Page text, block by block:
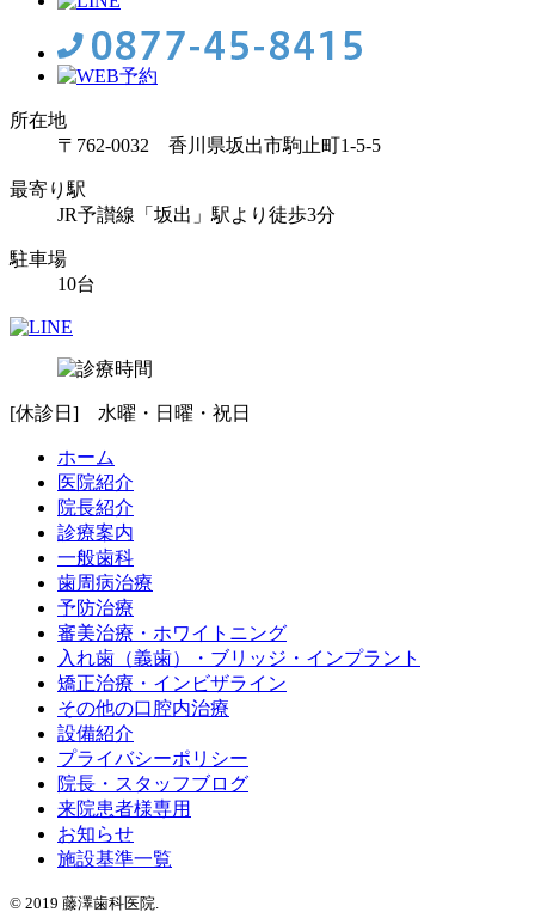
所在地
〒762-0032 香川県坂出市駒止町1-5-5
最寄り駅
JR予讃線「坂出」駅より徒歩3分
駐車場
10台
[休診日] 水曜・日曜・祝日
ホーム
医院紹介
院長紹介
診療案内
一般歯科
歯周病治療
予防治療
審美治療・ホワイトニング
入れ歯（義歯）・ブリッジ・インプラント
矯正治療・インビザライン
その他の口腔内治療
設備紹介
プライバシーポリシー
院長・スタッフブログ
来院患者様専用
お知らせ
施設基準一覧
© 2019 藤澤歯科医院.